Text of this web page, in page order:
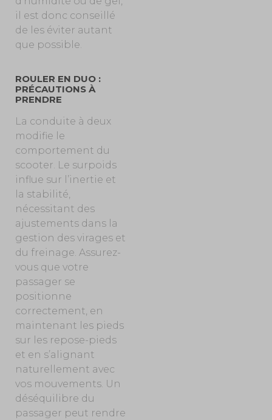
il est donc conseillé
de les éviter autant
que possible.
ROULER EN DUO :
PRÉCAUTIONS À
PRENDRE
La conduite à deux
modifie le
comportement du
scooter. Le surpoids
influe sur l’inertie et
la stabilité,
nécessitant des
ajustements dans la
gestion des virages et
du freinage. Assurez-
vous que votre
passager se
positionne
correctement, en
maintenant les pieds
sur les repose-pieds
et en s’alignant
naturellement avec
vos mouvements. Un
déséquilibre du
passager peut rendre